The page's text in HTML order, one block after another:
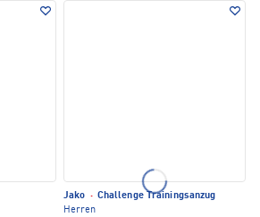
Jako · Challenge Trainingsanzug
Herren